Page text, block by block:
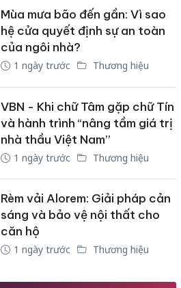
Mùa mưa bão đến gần: Vì sao
hệ cửa quyết định sự an toàn
của ngôi nhà?
1 ngày trước Thương hiệu
VBN - Khi chữ Tâm gặp chữ Tín
và hành trình “nâng tầm giá trị
nhà thầu Việt Nam”
1 ngày trước Thương hiệu
Rèm vải Alorem: Giải pháp cản
sáng và bảo vệ nội thất cho
căn hộ
1 ngày trước Thương hiệu